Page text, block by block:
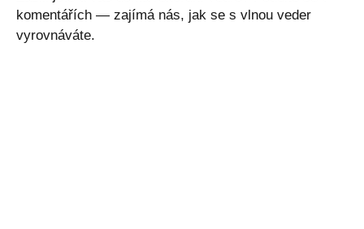
komentářích — zajímá nás, jak se s vlnou veder
vyrovnáváte.